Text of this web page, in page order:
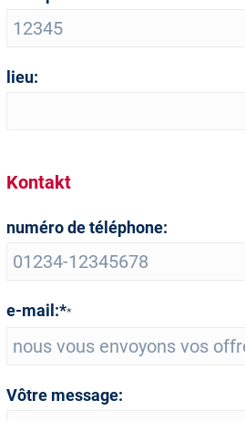
lieu:
Kontakt
numéro de téléphone:
e-mail:**
Vôtre message: